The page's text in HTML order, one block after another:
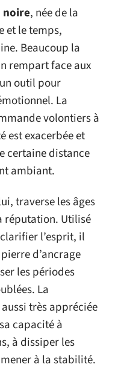
noire, née de la
et le temps,
Beaucoup la
rempart face aux
outil pour
La
volontiers à
est exacerbée et
certaine distance
ambiant.
traverse les âges
réputation. Utilisé
l’esprit, il
d’ancrage
les périodes
La
très appréciée
capacité à
à dissiper les
à la stabilité.